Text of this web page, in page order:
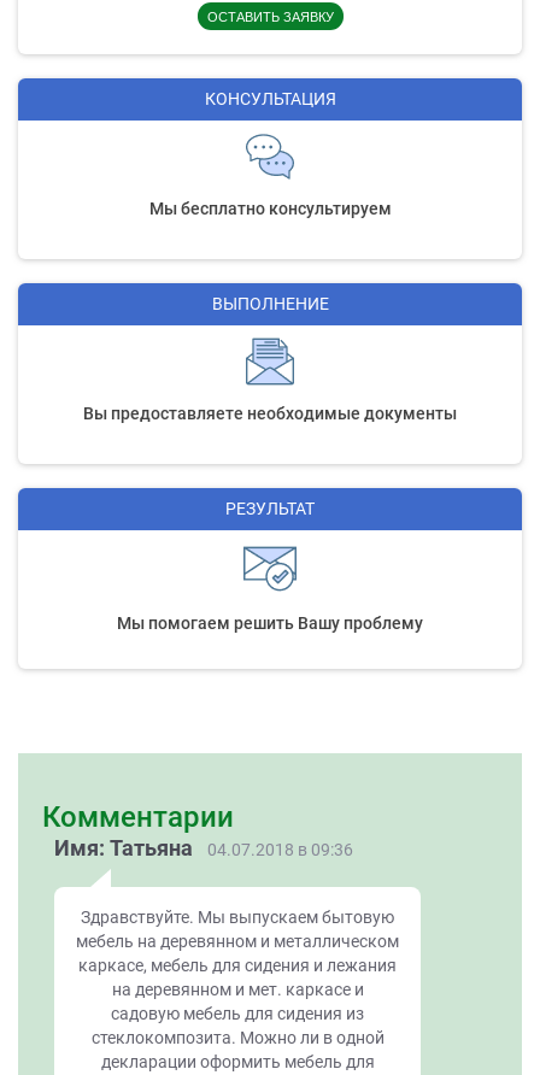
ОСТАВИТЬ ЗАЯВКУ
КОНСУЛЬТАЦИЯ
Мы бесплатно консультируем
ВЫПОЛНЕНИЕ
Вы предоставляете необходимые документы
РЕЗУЛЬТАТ
Мы помогаем решить Вашу проблему
Комментарии
Имя: Татьяна 04.07.2018 в 09:36
Здравствуйте. Мы выпускаем бытовую
мебель на деревянном и металлическом
каркасе, мебель для сидения и лежания
на деревянном и мет. каркасе и
садовую мебель для сидения из
стеклокомпозита. Можно ли в одной
декларации оформить мебель для